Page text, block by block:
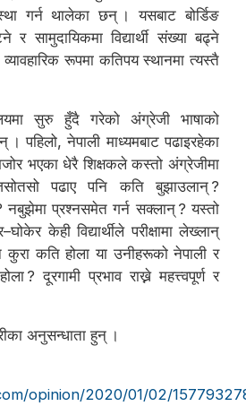
गर्न थालेका छन् । यसबाट बोर्डिङ
सामुदायिकमा विद्यार्थी संख्या बढ्ने
रूपमा कतिपय स्थानमा त्यस्तै
सुरु हुँदै गरेको अंग्रेजी भाषाको
पहिलो, नेपाली माध्यमबाट पढाइरहेका
भएका धेरै शिक्षकले कस्तो अंग्रेजीमा
पढाए पनि कति बुझाउलान् ?
? नबुझेमा प्रश्नसमेत गर्न सक्लान् ? यस्तो
केही विद्यार्थीले परीक्षामा लेख्लान्
कति होला या उनीहरूको नेपाली र
? दूरगामी प्रभाव राख्ने महत्त्वपूर्ण र
अनुसन्धाता हुन् ।
opinion/2020/01/02/